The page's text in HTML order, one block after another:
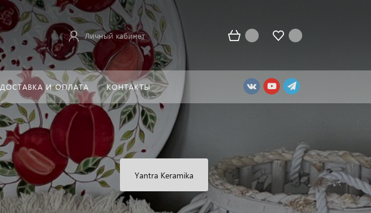
Личный кабинет
ДОСТАВКА И ОПЛАТА КОНТАКТЫ
Yantra Keramika